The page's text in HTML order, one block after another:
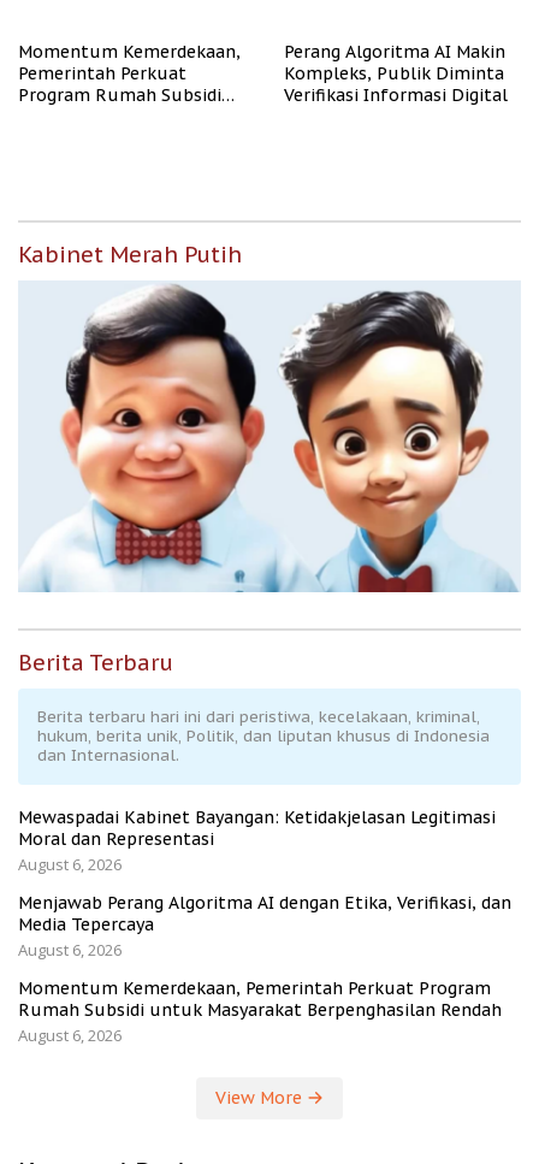
Momentum Kemerdekaan,
Pemerintah Perkuat
Program Rumah Subsidi
Perang Algoritma AI Makin
Kompleks, Publik Diminta
Verifikasi Informasi Digital
Kabinet Merah Putih
Berita Terbaru
Berita terbaru hari ini dari peristiwa, kecelakaan, kriminal,
hukum, berita unik, Politik, dan liputan khusus di Indonesia
dan Internasional.
Mewaspadai Kabinet Bayangan: Ketidakjelasan Legitimasi
Moral dan Representasi
August 6, 2026
Menjawab Perang Algoritma AI dengan Etika, Verifikasi, dan
Media Tepercaya
August 6, 2026
Momentum Kemerdekaan, Pemerintah Perkuat Program
Rumah Subsidi untuk Masyarakat Berpenghasilan Rendah
August 6, 2026
View More